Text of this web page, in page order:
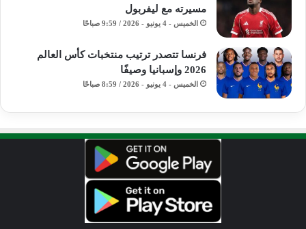
مسيرته مع ليفربول
الخميس - 4 يونيو - 2026 / 9:59 صباحًا
فرنسا تتصدر ترتيب منتخبات كأس العالم
2026 وإسبانيا وصيفًا
الخميس - 4 يونيو - 2026 / 8:59 صباحًا